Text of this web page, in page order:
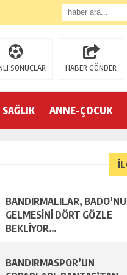
SONUÇLAR HABER GÖNDER
SAĞLIK ANNE-ÇOCUK
BANDIRMALILAR,
GELMESİNİ DÖRT GÖZLE
BEKLİYOR…
BANDIRMASPOR’UN